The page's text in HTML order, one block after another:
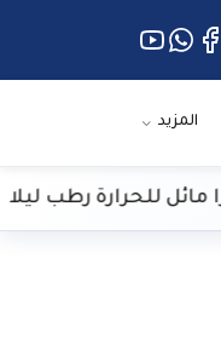
المزيد
رطب ليلا